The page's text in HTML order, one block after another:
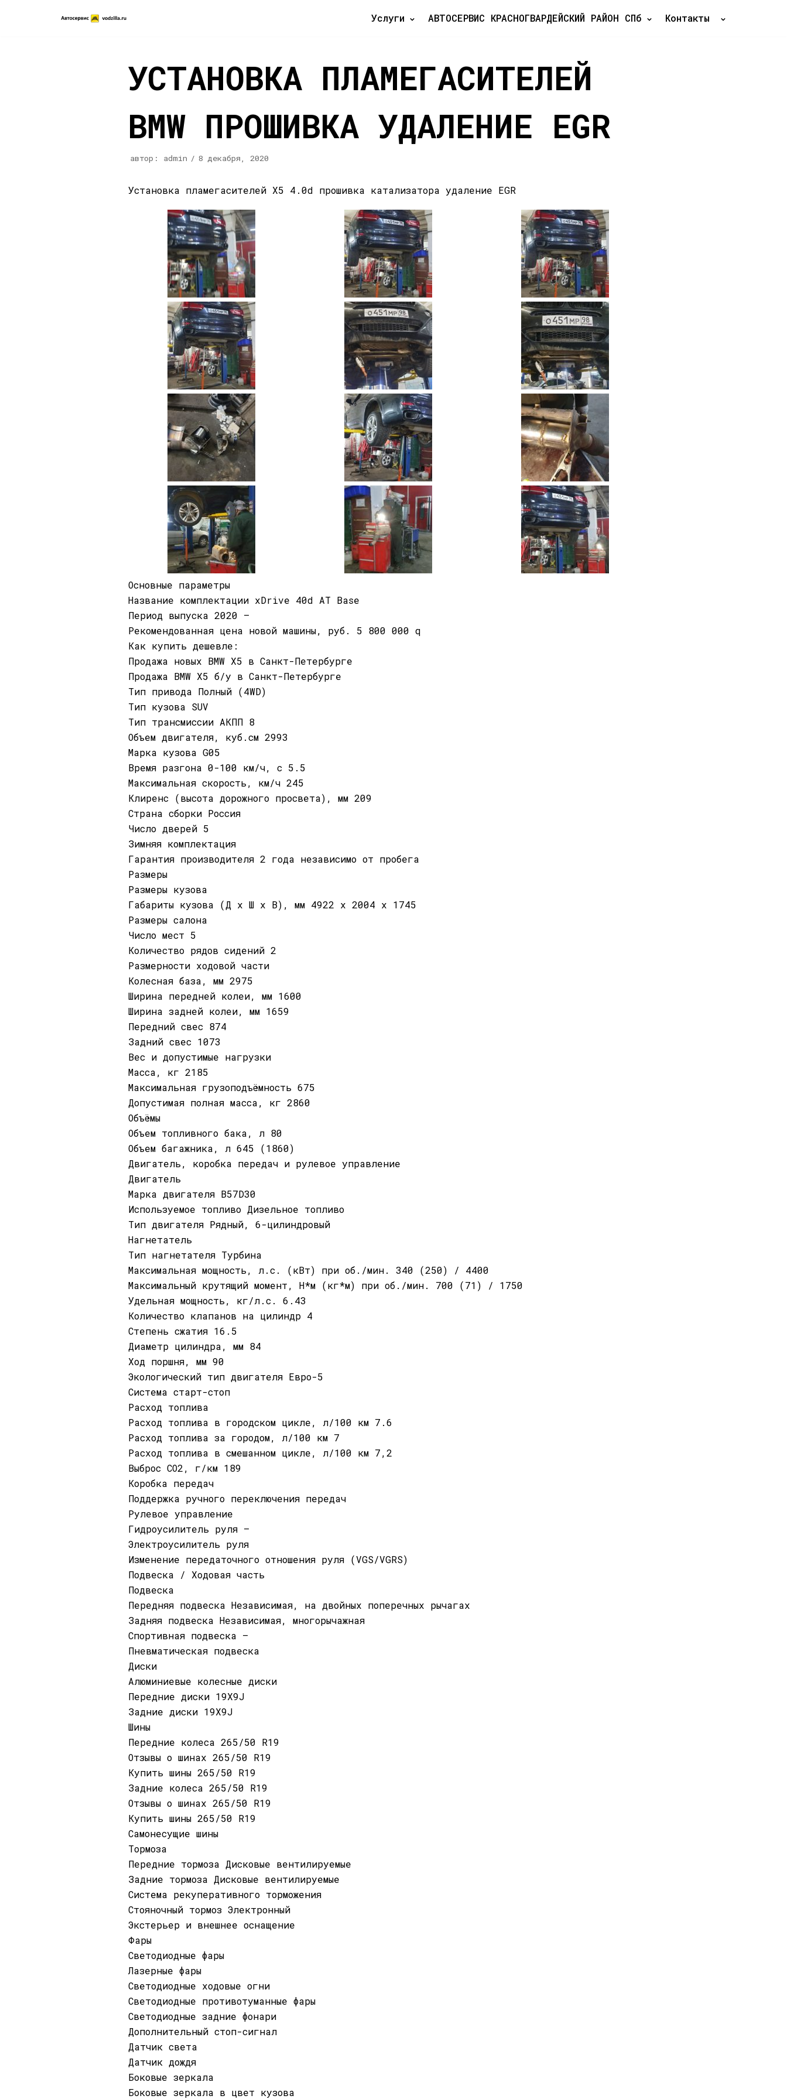
Услуги АВТОСЕРВИС КРАСНОГВАРДЕЙСКИЙ РАЙОН СПб Контакты
УСТАНОВКА ПЛАМЕГАСИТЕЛЕЙ
BMW ПРОШИВКА УДАЛЕНИЕ ЕGR
автор: admin 8 декабря, 2020
Установка пламегасителей X5 4.0d прошивка катализатора удаление ЕGR
Основные параметры
Название комплектации xDrive 40d AT Base
Период выпуска 2020 —
Рекомендованная цена новой машины, руб. 5 800 000 q
Как купить дешевле:
Продажа новых BMW X5 в Санкт-Петербурге
Продажа BMW X5 б/у в Санкт-Петербурге
Тип привода Полный (4WD)
Тип кузова SUV
Тип трансмиссии АКПП 8
Объем двигателя, куб.см 2993
Марка кузова G05
Время разгона 0-100 км/ч, с 5.5
Максимальная скорость, км/ч 245
Клиренс (высота дорожного просвета), мм 209
Страна сборки Россия
Число дверей 5
Зимняя комплектация
Гарантия производителя 2 года независимо от пробега
Размеры
Размеры кузова
Габариты кузова (Д x Ш x В), мм 4922 x 2004 x 1745
Размеры салона
Число мест 5
Количество рядов сидений 2
Размерности ходовой части
Колесная база, мм 2975
Ширина передней колеи, мм 1600
Ширина задней колеи, мм 1659
Передний свес 874
Задний свес 1073
Вес и допустимые нагрузки
Масса, кг 2185
Максимальная грузоподъёмность 675
Допустимая полная масса, кг 2860
Объёмы
Объем топливного бака, л 80
Объем багажника, л 645 (1860)
Двигатель, коробка передач и рулевое управление
Двигатель
Марка двигателя B57D30
Используемое топливо Дизельное топливо
Тип двигателя Рядный, 6-цилиндровый
Нагнетатель
Тип нагнетателя Турбина
Максимальная мощность, л.с. (кВт) при об./мин. 340 (250) / 4400
Максимальный крутящий момент, Н*м (кг*м) при об./мин. 700 (71) / 1750
Удельная мощность, кг/л.с. 6.43
Количество клапанов на цилиндр 4
Степень сжатия 16.5
Диаметр цилиндра, мм 84
Ход поршня, мм 90
Экологический тип двигателя Евро-5
Система старт-стоп
Расход топлива
Расход топлива в городском цикле, л/100 км 7.6
Расход топлива за городом, л/100 км 7
Расход топлива в смешанном цикле, л/100 км 7,2
Выброс CO2, г/км 189
Коробка передач
Поддержка ручного переключения передач
Рулевое управление
Гидроусилитель руля —
Электроусилитель руля
Изменение передаточного отношения руля (VGS/VGRS)
Подвеска / Ходовая часть
Подвеска
Передняя подвеска Независимая, на двойных поперечных рычагах
Задняя подвеска Независимая, многорычажная
Спортивная подвеска —
Пневматическая подвеска
Диски
Алюминиевые колесные диски
Передние диски 19X9J
Задние диски 19X9J
Шины
Передние колеса 265/50 R19
Отзывы о шинах 265/50 R19
Купить шины 265/50 R19
Задние колеса 265/50 R19
Отзывы о шинах 265/50 R19
Купить шины 265/50 R19
Самонесущие шины
Тормоза
Передние тормоза Дисковые вентилируемые
Задние тормоза Дисковые вентилируемые
Система рекуперативного торможения
Стояночный тормоз Электронный
Экстерьер и внешнее оснащение
Фары
Светодиодные фары
Лазерные фары
Светодиодные ходовые огни
Светодиодные противотуманные фары
Cветодиодные задние фонари
Дополнительный стоп-сигнал
Датчик света
Датчик дождя
Боковые зеркала
Боковые зеркала в цвет кузова